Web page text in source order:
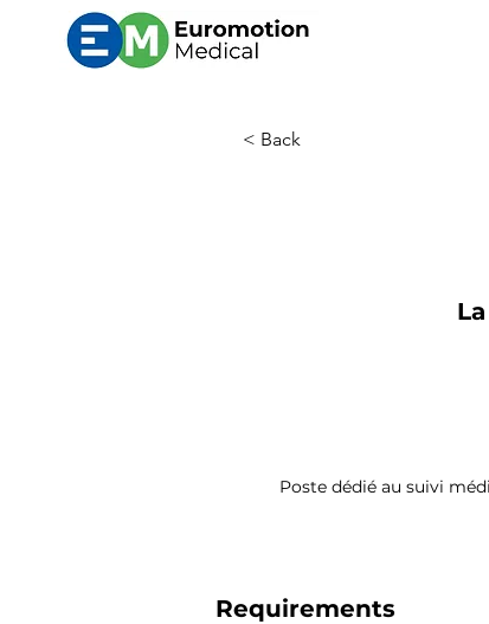
< Back
Poste dédié au suivi
Requirements